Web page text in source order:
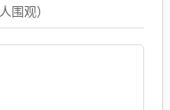
人围观）